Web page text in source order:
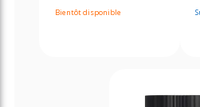
Bientôt disponible